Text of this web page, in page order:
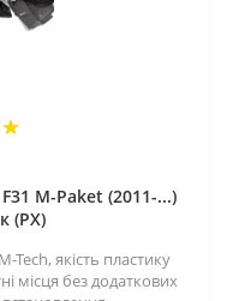
M-Paket (2011-...)
(PX)
якість пластику
місця без додаткових